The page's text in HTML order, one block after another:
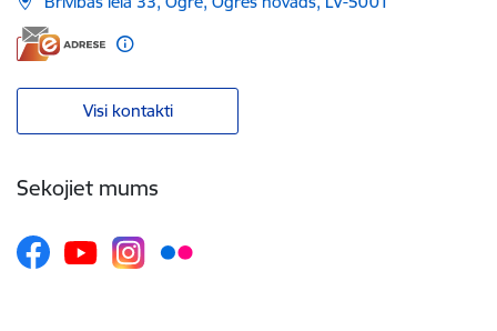
Visi kontakti
Sekojiet mums